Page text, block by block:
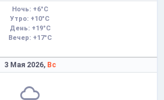
Ночь: +6°C
Утро: +10°C
День: +19°C
Вечер: +17°C
3 Мая 2026, Вс